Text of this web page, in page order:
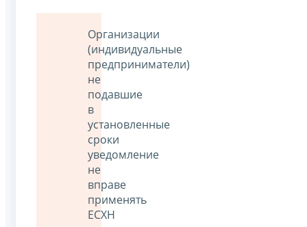
Организации
(индивидуальные
предприниматели)
не
подавшие
в
установленные
сроки
уведомление
не
вправе
применять
ЕСХН